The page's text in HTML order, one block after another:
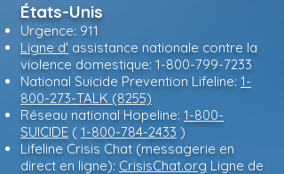
États-Unis
Urgence: 911
Ligne d' assistance nationale contre la
violence domestique: 1-800-799-7233
National Suicide Prevention Lifeline: 1-
800-273-TALK (8255)
Réseau national Hopeline: 1-800-
SUICIDE ( 1-800-784-2433 )
Lifeline Crisis Chat (messagerie en
direct en ligne): CrisisChat.org Ligne de